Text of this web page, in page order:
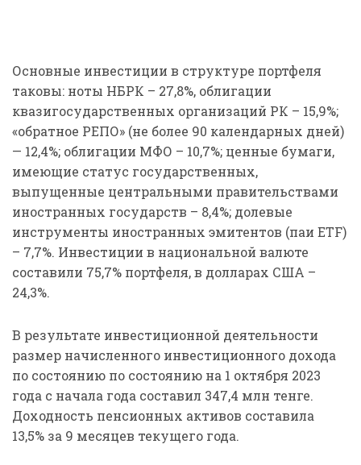
Основные инвестиции в структуре портфеля
таковы: ноты НБРК – 27,8%, облигации
квазигосударственных организаций РК – 15,9%;
«обратное РЕПО» (не более 90 календарных дней)
— 12,4%; облигации МФО – 10,7%; ценные бумаги,
имеющие статус государственных,
выпущенные центральными правительствами
иностранных государств – 8,4%; долевые
инструменты иностранных эмитентов (паи ETF)
– 7,7%. Инвестиции в национальной валюте
составили 75,7% портфеля, в долларах США –
24,3%.
В результате инвестиционной деятельности
размер начисленного инвестиционного дохода
по состоянию по состоянию на 1 октября 2023
года с начала года составил 347,4 млн тенге.
Доходность пенсионных активов составила
13,5% за 9 месяцев текущего года.